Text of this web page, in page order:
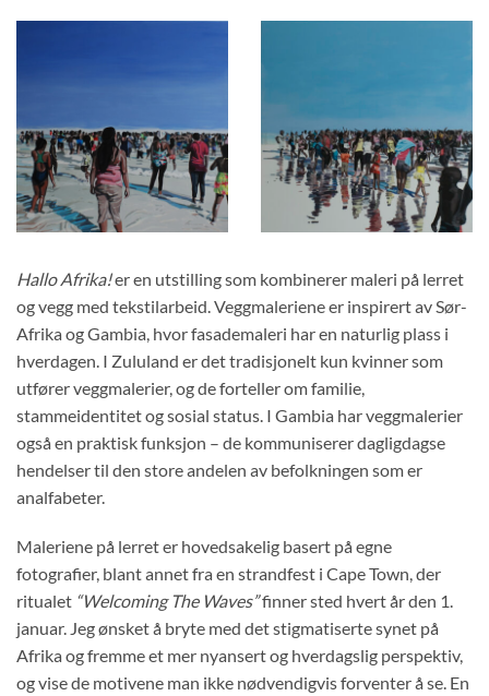
Hallo Afrika!er en utstilling som kombinerer maleri på lerret
og vegg med tekstilarbeid. Veggmaleriene er inspirert av Sør-
Afrika og Gambia, hvor fasademaleri har en naturlig plass i
hverdagen. I Zululand er det tradisjonelt kun kvinner som
utfører veggmalerier, og de forteller om familie,
stammeidentitet og sosial status. I Gambia har veggmalerier
også en praktisk funksjon – de kommuniserer dagligdagse
hendelser til den store andelen av befolkningen som er
analfabeter.
Maleriene på lerret er hovedsakelig basert på egne
fotografier, blant annet fra en strandfest i Cape Town, der
ritualet “Welcoming The Waves”finner sted hvert år den 1.
januar. Jeg ønsket å bryte med det stigmatiserte synet på
Afrika og fremme et mer nyansert og hverdagslig perspektiv,
og vise de motivene man ikke nødvendigvis forventer å se. En